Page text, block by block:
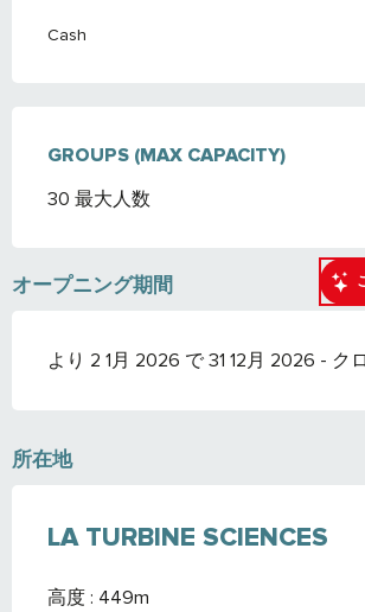
Cash
GROUPS (MAX CAPACITY)
GROUPS (MAX CAPACITY)
30 最大人数
オープニング期間
より 2 1月 2026 で 31 12月 2026 - ク
所在地
LA TURBINE SCIENCES
高度 : 449m